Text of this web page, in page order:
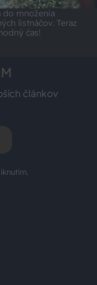
do množenia
listnáčov. Teraz
čas!
článkov